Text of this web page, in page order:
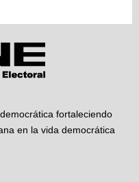
fortaleciendo
en la vida democrática